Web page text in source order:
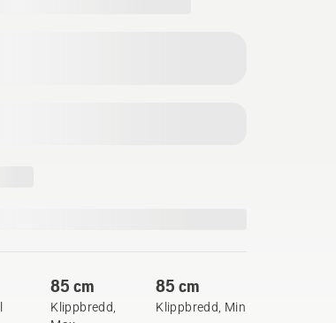
85 cm
Klippbredd,
85 cm
Klippbredd, Min